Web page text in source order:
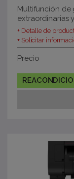
Multifunción de
extraordinarias
+ Detalle de
+ Solicitar
Precio